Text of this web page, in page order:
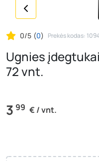
0/5 (0) Prekės kodas:
Ugnies
72 vnt.
3 99 € / vnt.